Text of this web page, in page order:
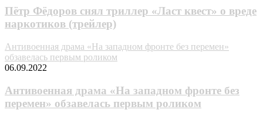
Пётр Фёдоров снял триллер «Ласт квест» о вреде
наркотиков (трейлер)
Антивоенная драма «На западном фронте без перемен»
обзавелась первым роликом
06.09.2022
Антивоенная драма «На западном фронте без
перемен» обзавелась первым роликом